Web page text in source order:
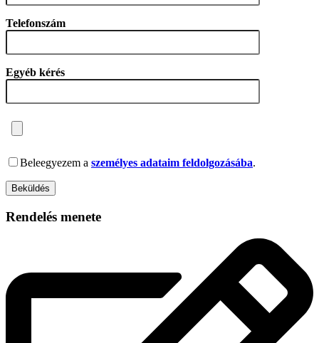
Telefonszám
Egyéb kérés
Beleegyezem a személyes adataim feldolgozásába.
Rendelés menete